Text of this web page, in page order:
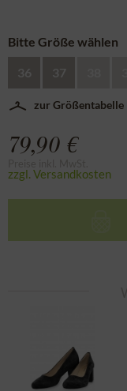
Bitte Größe wählen
36 37
zur Größentabelle
79,90 €
zzgl. Versandkosten